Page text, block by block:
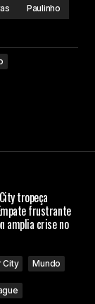
Paulinho
tropeça
frustrante
amplia crise no
City Mundo